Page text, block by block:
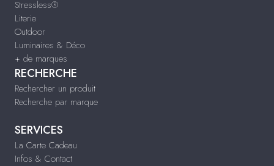
Stressless®
Literie
Outdoor
Luminaires & Déco
+ de marques
RECHERCHE
Rechercher un produit
Recherche par marque
SERVICES
La Carte Cadeau
Infos & Contact